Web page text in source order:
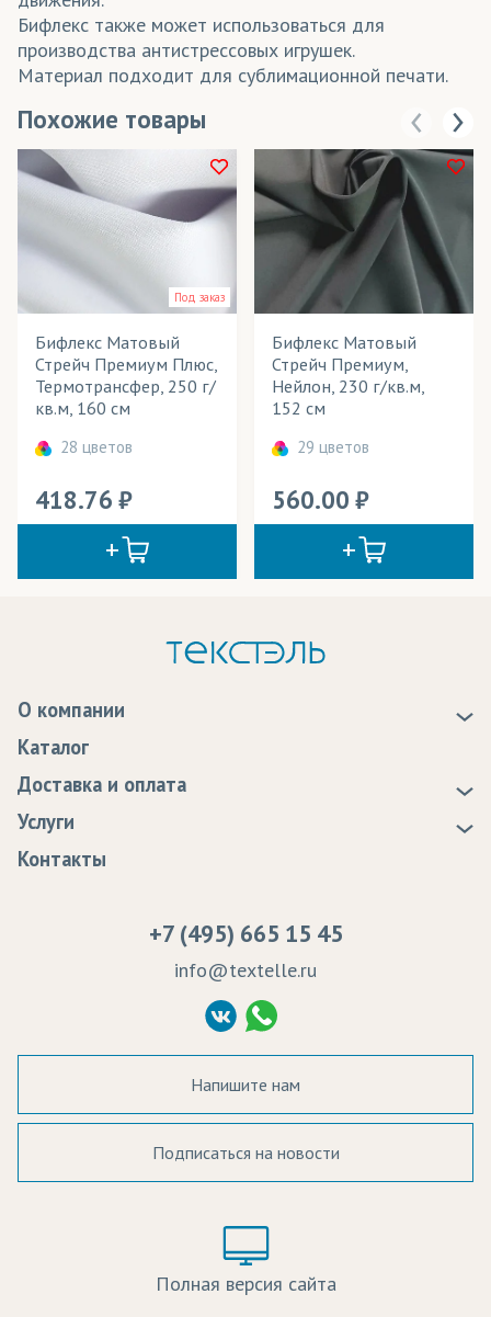
Бифлекс также может использоваться для
производства антистрессовых игрушек.
Материал подходит для сублимационной печати.
Похожие товары
Под заказ
Бифлекс Матовый
Стрейч Премиум Плюс,
Термотрансфер, 250 г/
кв.м, 160 см
28 цветов
418.76
Бифлекс Матовый
Стрейч Премиум,
Нейлон, 230 г/кв.м,
152 см
29 цветов
560.00
О компании
Статьи
Программа лояльности
Сертификаты качества
Судебные решения
Политика Конфиденциальности
Согласие на обработку ПД
Каталог
Доставка и оплата
Доставка
Оплата
Услуги
Образцы
Контакты
+7 (495) 665 15 45
info@textelle.ru
Напишите нам
Подписаться на новости
Полная версия сайта